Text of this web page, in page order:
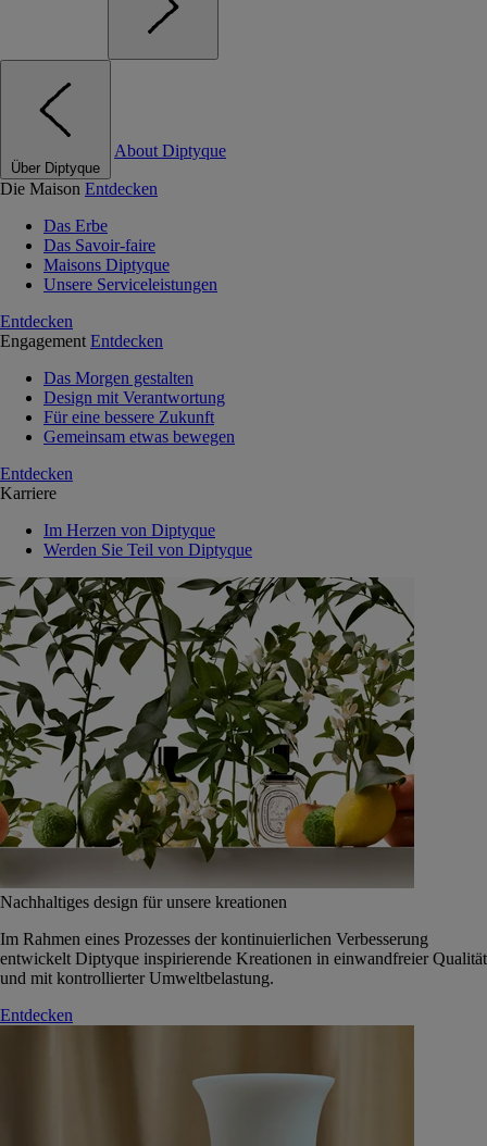
Über Diptyque
About Diptyque
Die Maison Entdecken
Das Erbe
Das Savoir-faire
Maisons Diptyque
Unsere Serviceleistungen
Entdecken
Engagement Entdecken
Das Morgen gestalten
Design mit Verantwortung
Für eine bessere Zukunft
Gemeinsam etwas bewegen
Entdecken
Karriere
Im Herzen von Diptyque
Werden Sie Teil von Diptyque
Nachhaltiges design für unsere kreationen
Im Rahmen eines Prozesses der kontinuierlichen Verbesserung
entwickelt Diptyque inspirierende Kreationen in einwandfreier Qualität
und mit kontrollierter Umweltbelastung.
Entdecken